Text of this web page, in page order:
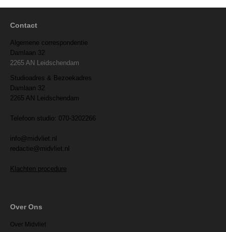
Contact
Algemene correspondentie
Damlaan 32
2265 AN Leidschendam
Studioadres & Bezoekadres
Damlaan 32
2265 AN Leidschendam
Telefoon studio: 070-3202266
info@midvliet.nl
redactie@midvliet.nl
Klachten procedure
Over Ons
Over Midvliet